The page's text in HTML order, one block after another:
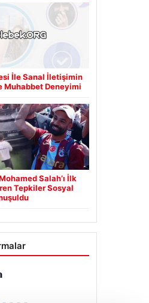
İle Sanal İletişimin
Muhabbet Deneyimi
Salah’ı İlk
Tepkiler Sosyal